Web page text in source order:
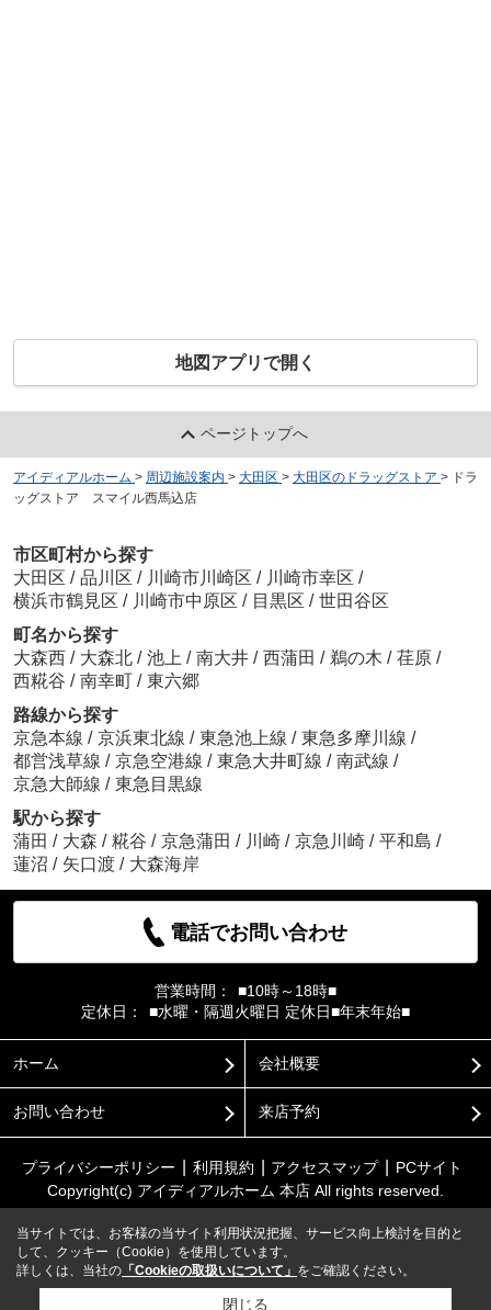
地図アプリで開く
ページトップへ
アイディアルホーム > 周辺施設案内 > 大田区 > 大田区のドラッグストア > ドラ
ッグストア スマイル西馬込店
市区町村から探す
大田区 / 品川区 / 川崎市川崎区 / 川崎市幸区 /
横浜市鶴見区 / 川崎市中原区 / 目黒区 / 世田谷区
町名から探す
大森西 / 大森北 / 池上 / 南大井 / 西蒲田 / 鵜の木 / 荏原 /
西糀谷 / 南幸町 / 東六郷
路線から探す
京急本線 / 京浜東北線 / 東急池上線 / 東急多摩川線 /
都営浅草線 / 京急空港線 / 東急大井町線 / 南武線 /
京急大師線 / 東急目黒線
駅から探す
蒲田 / 大森 / 糀谷 / 京急蒲田 / 川崎 / 京急川崎 / 平和島 /
蓮沼 / 矢口渡 / 大森海岸
電話でお問い合わせ
営業時間：
■10時～18時■
定休日：
■水曜・隔週火曜日 定休日■年末年始■
ホーム 会社概要
お問い合わせ 来店予約
プライバシーポリシー 利用規約 アクセスマップ
PCサイト
Copyright(c) アイディアルホーム 本店 All rights reserved.
当サイトでは、お客様の当サイト利用状況把握、サービス向上検討を目的と
して、クッキー（Cookie）を使用しています。
詳しくは、当社の 「Cookieの取扱いについて」 をご確認ください。
閉じる